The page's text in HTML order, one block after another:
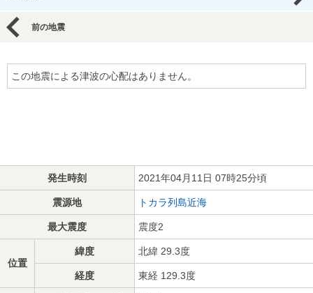
前の地震
この地震による津波の心配はありません。
発生時刻 2021年04月11日 07時25分頃
震源地 トカラ列島近海
最大震度 震度2
位置
緯度 北緯 29.3度
経度 東経 129.3度